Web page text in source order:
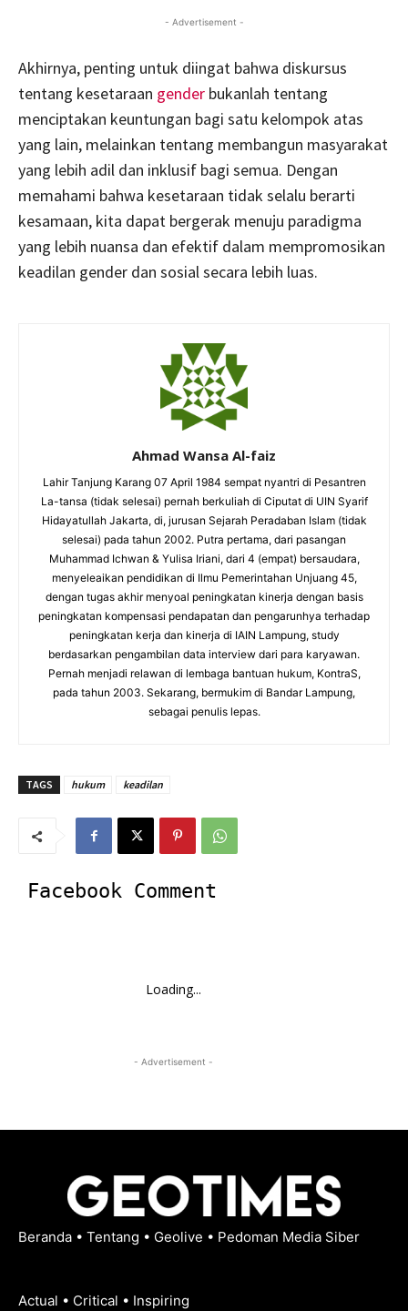
- Advertisement -
Akhirnya, penting untuk diingat bahwa diskursus
tentang kesetaraan gender bukanlah tentang
menciptakan keuntungan bagi satu kelompok atas
yang lain, melainkan tentang membangun masyarakat
yang lebih adil dan inklusif bagi semua. Dengan
memahami bahwa kesetaraan tidak selalu berarti
kesamaan, kita dapat bergerak menuju paradigma
yang lebih nuansa dan efektif dalam mempromosikan
keadilan gender dan sosial secara lebih luas.
Ahmad Wansa Al-faiz
Lahir Tanjung Karang 07 April 1984 sempat nyantri di Pesantren
La-tansa (tidak selesai) pernah berkuliah di Ciputat di UIN Syarif
Hidayatullah Jakarta, di, jurusan Sejarah Peradaban Islam (tidak
selesai) pada tahun 2002. Putra pertama, dari pasangan
Muhammad Ichwan & Yulisa Iriani, dari 4 (empat) bersaudara,
menyeleaikan pendidikan di Ilmu Pemerintahan Unjuang 45,
dengan tugas akhir menyoal peningkatan kinerja dengan basis
peningkatan kompensasi pendapatan dan pengarunhya terhadap
peningkatan kerja dan kinerja di IAIN Lampung, study
berdasarkan pengambilan data interview dari para karyawan.
Pernah menjadi relawan di lembaga bantuan hukum, KontraS,
pada tahun 2003. Sekarang, bermukim di Bandar Lampung,
sebagai penulis lepas.
TAGS hukum keadilan
Facebook Comment
Loading...
- Advertisement -
Beranda • Tentang • Geolive • Pedoman Media Siber
Actual • Critical • Inspiring